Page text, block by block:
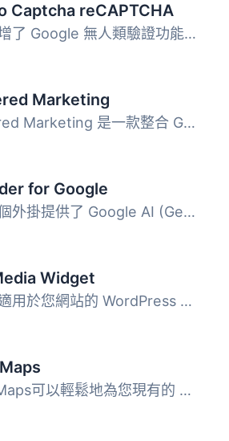
Captcha reCAPTCHA
此外掛新增了 Google 無人類驗證功能的勾選框，可應用於您的 ...
Marketing
AI Powered Marketing 是一款整合 Google、Facebook 及開放網...
for Google
總結：這個外掛提供了 Google AI (Gemini) 與 PHP AI Client ...
Widget
快來查看適用於您網站的 WordPress 最新優惠。 社交媒體小工...
Snazzy Maps可以輕鬆地為您現有的 Google 地圖添加風格。 功...